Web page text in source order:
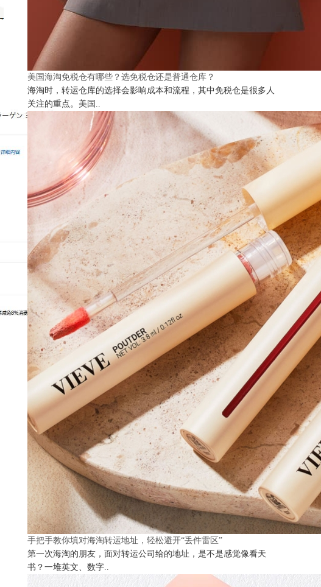
美国海淘免税仓有哪些？选免税仓还是普通仓库？
海淘时，转运仓库的选择会影响成本和流程，其中免税仓是很多人
关注的重点。美国..
手把手教你填对海淘转运地址，轻松避开“丢件雷区”
第一次海淘的朋友，面对转运公司给的地址，是不是感觉像看天
书？一堆英文、数字..